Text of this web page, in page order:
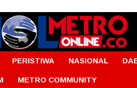
PERISTIWA NASIONAL
METRO COMMUNITY